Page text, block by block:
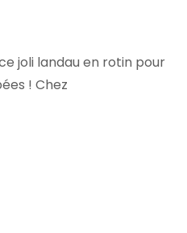
joli landau en rotin pour
! Chez